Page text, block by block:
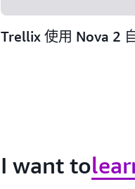
Trellix 使用 Nova 2
I want to